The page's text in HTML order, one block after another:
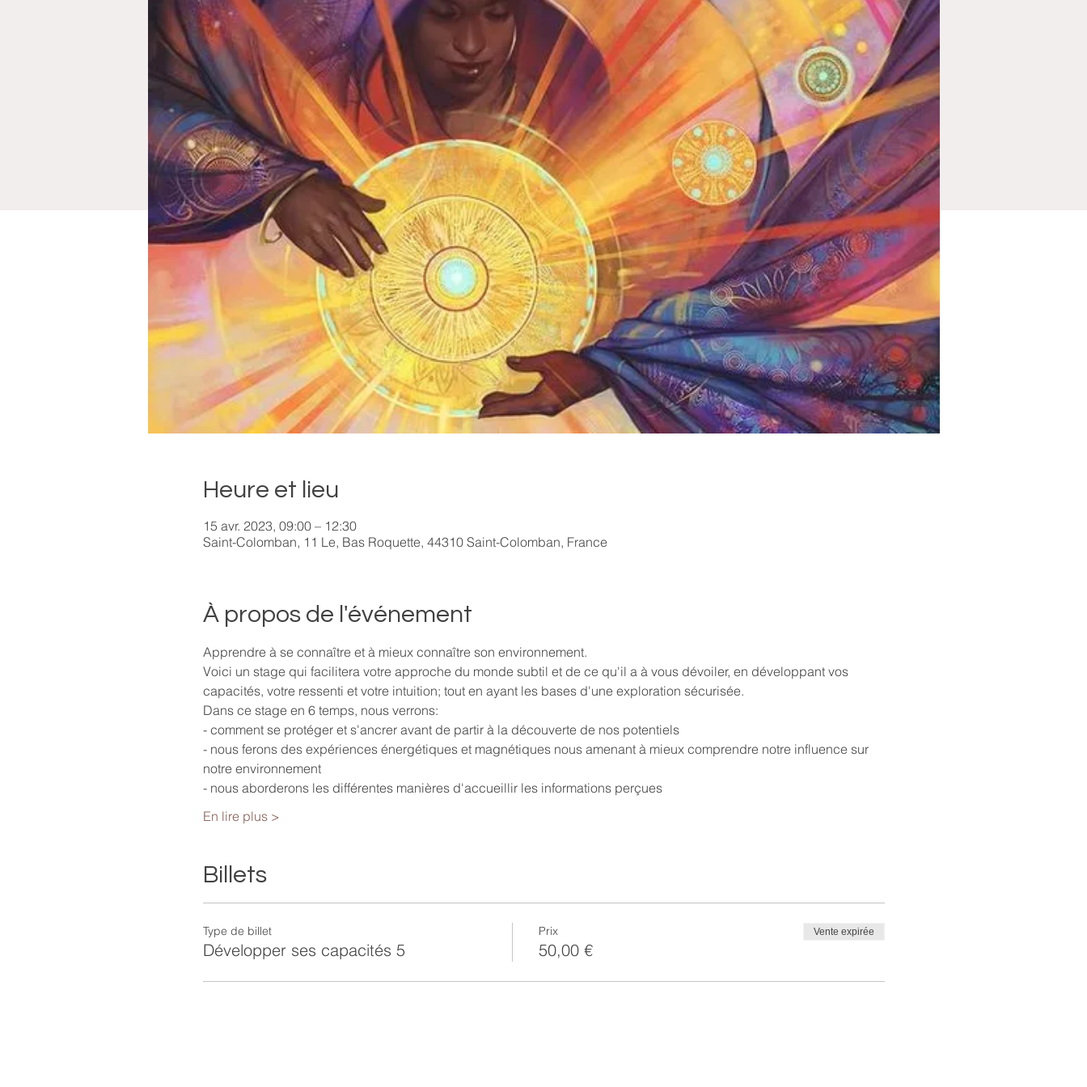
Heure et lieu
15 avr. 2023, 09:00 – 12:30
Saint-Colomban, 11 Le, Bas Roquette, 44310 Saint-Colomban, France
À propos de l'événement
Apprendre à se connaître et à mieux connaître son environnement.
Voici un stage qui facilitera votre approche du monde subtil et de ce qu'il a à vous dévoiler, en développant vos
capacités, votre ressenti et votre intuition; tout en ayant les bases d'une exploration sécurisée.
Dans ce stage en 6 temps, nous verrons:
- comment se protéger et s'ancrer avant de partir à la découverte de nos potentiels
- nous ferons des expériences énergétiques et magnétiques nous amenant à mieux comprendre notre influence sur
notre environnement
- nous aborderons les différentes manières d'accueillir les informations perçues
En lire plus >
Billets
Type de billet
Développer ses capacités 5
Prix
50,00 €
Vente expirée